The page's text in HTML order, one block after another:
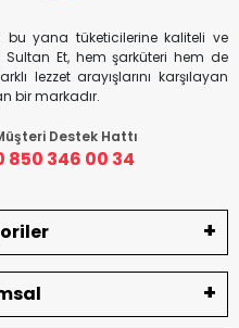
bu yana tüketicilerine kaliteli ve
Et, hem şarküteri hem de
lezzet arayışlarını karşılayan
bir markadır.
Destek Hattı
850 346 00 34